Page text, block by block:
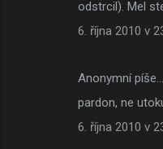
odstrcil). Mel
6. října 2010 v
Anonymní píše…
pardon, ne
6. října 2010 v